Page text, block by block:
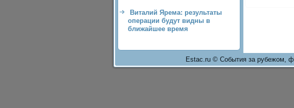
Виталий Ярема: результаты
операции будут видны в
ближайшее время
Estac.ru © События за рубежом,